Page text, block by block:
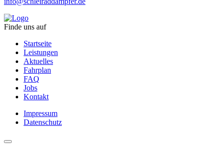
Finde uns auf
Startseite
Leistungen
Aktuelles
Fahrplan
FAQ
Jobs
Kontakt
Impressum
Datenschutz